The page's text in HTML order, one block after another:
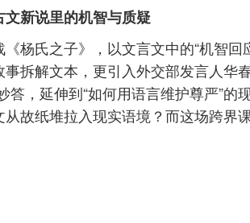
文新说里的机智与质疑
杨氏之子》，以文言文中的“机智
事拆解文本，更引入外交部发言人华
答，延伸到“如何用语言维护尊严”
从故纸堆拉入现实语境？而这场跨界